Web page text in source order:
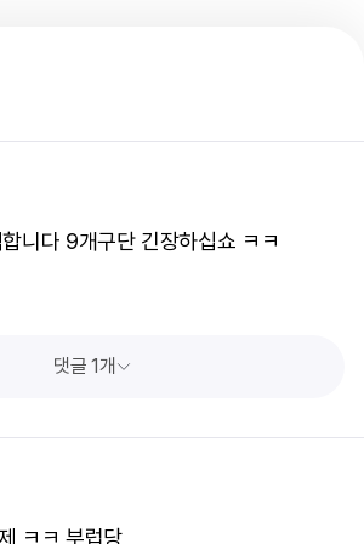
니다 9개구단 긴장하십쇼 ㅋㅋ
댓글 1개
ㅋㅋ 부럽당